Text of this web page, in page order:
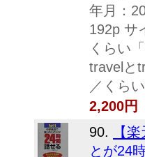
年月：
192p サ
くらい
travelと
／くら
2,200円
90.
【
とが24